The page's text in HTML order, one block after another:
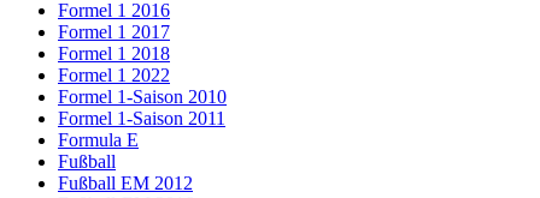
Formel 1 2016
Formel 1 2017
Formel 1 2018
Formel 1 2022
Formel 1-Saison 2010
Formel 1-Saison 2011
Formula E
Fußball
Fußball EM 2012